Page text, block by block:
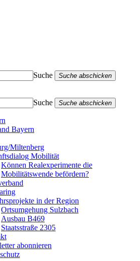
Suche
Suche abschicken
Suche
Suche abschicken
Bayern
Miltenberg
Mobilität
Können Realexperimente die
Mobilitätswende befördern?
in der Region
Ortsumgehung Sulzbach
Ausbau B469
Staatsstraße 2305
abonnieren